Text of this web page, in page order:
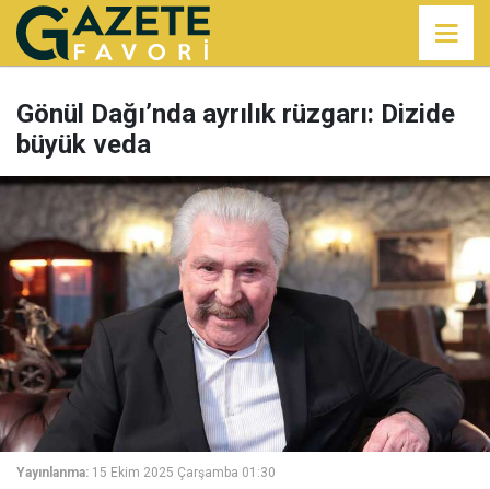
Gönül Dağı’nda ayrılık rüzgarı: Dizide
büyük veda
Yayınlanma: 15 Ekim 2025 Çarşamba 01:30